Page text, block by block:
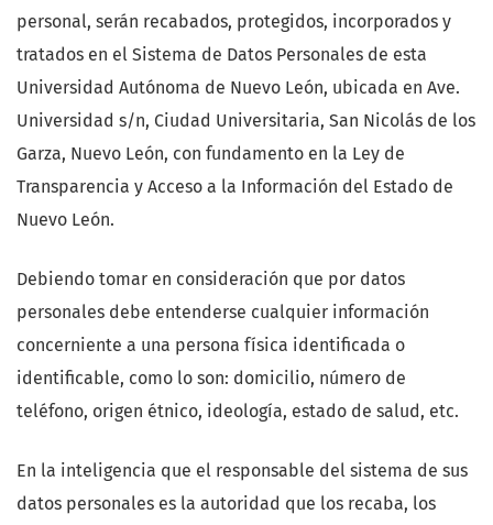
personal, serán recabados, protegidos, incorporados y
tratados en el Sistema de Datos Personales de esta
Universidad Autónoma de Nuevo León, ubicada en Ave.
Universidad s/n, Ciudad Universitaria, San Nicolás de los
Garza, Nuevo León, con fundamento en la Ley de
Transparencia y Acceso a la Información del Estado de
Nuevo León.
Debiendo tomar en consideración que por datos
personales debe entenderse cualquier información
concerniente a una persona física identificada o
identificable, como lo son: domicilio, número de
teléfono, origen étnico, ideología, estado de salud, etc.
En la inteligencia que el responsable del sistema de sus
datos personales es la autoridad que los recaba, los